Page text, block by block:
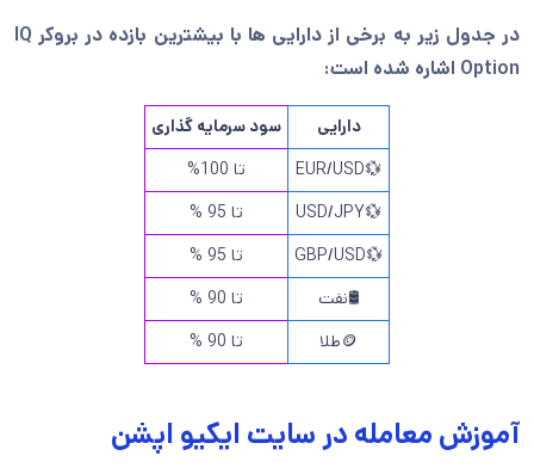
در جدول زیر به برخی از دارایی ها با بیشترین بازده در بروکر IQ
Option اشاره شده است:
دارایی
سود سرمایه گذاری
💱EUR/USD
تا 100%
💱USD/JPY
تا 95 %
💱GBP/USD
تا 95 %
🛢️نفت
تا 90 %
🪙طلا
تا 90 %
آموزش معامله در سایت ایکیو اپشن